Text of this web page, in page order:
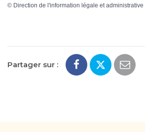
© Direction de l'information légale et administrative
Partager sur :